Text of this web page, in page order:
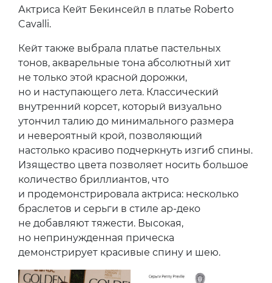
Актриса Кейт Бекинсейл в платье Roberto
Cavalli.
Кейт также выбрала платье пастельных
тонов, акварельные тона абсолютный хит
не только этой красной дорожки,
но и наступающего лета. Классический
внутренний корсет, который визуально
утончил талию до минимального размера
и невероятный крой, позволяющий
настолько красиво подчеркнуть изгиб спины.
Изящество цвета позволяет носить большое
количество бриллиантов, что
и продемонстрировала актриса: несколько
браслетов и серьги в стиле ар-деко
не добавляют тяжести. Высокая,
но непринужденная прическа
демонстрирует красивые спину и шею.